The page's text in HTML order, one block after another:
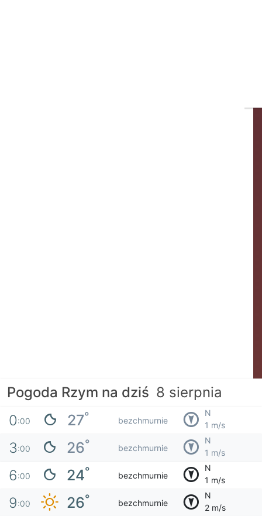
Pogoda Rzym na dziś 8 sierpnia
0:00 27° bezchmurnie
N
1 m/s
3:00 26° bezchmurnie
N
1 m/s
6:00 24° bezchmurnie
N
1 m/s
9:00 26° bezchmurnie
N
2 m/s